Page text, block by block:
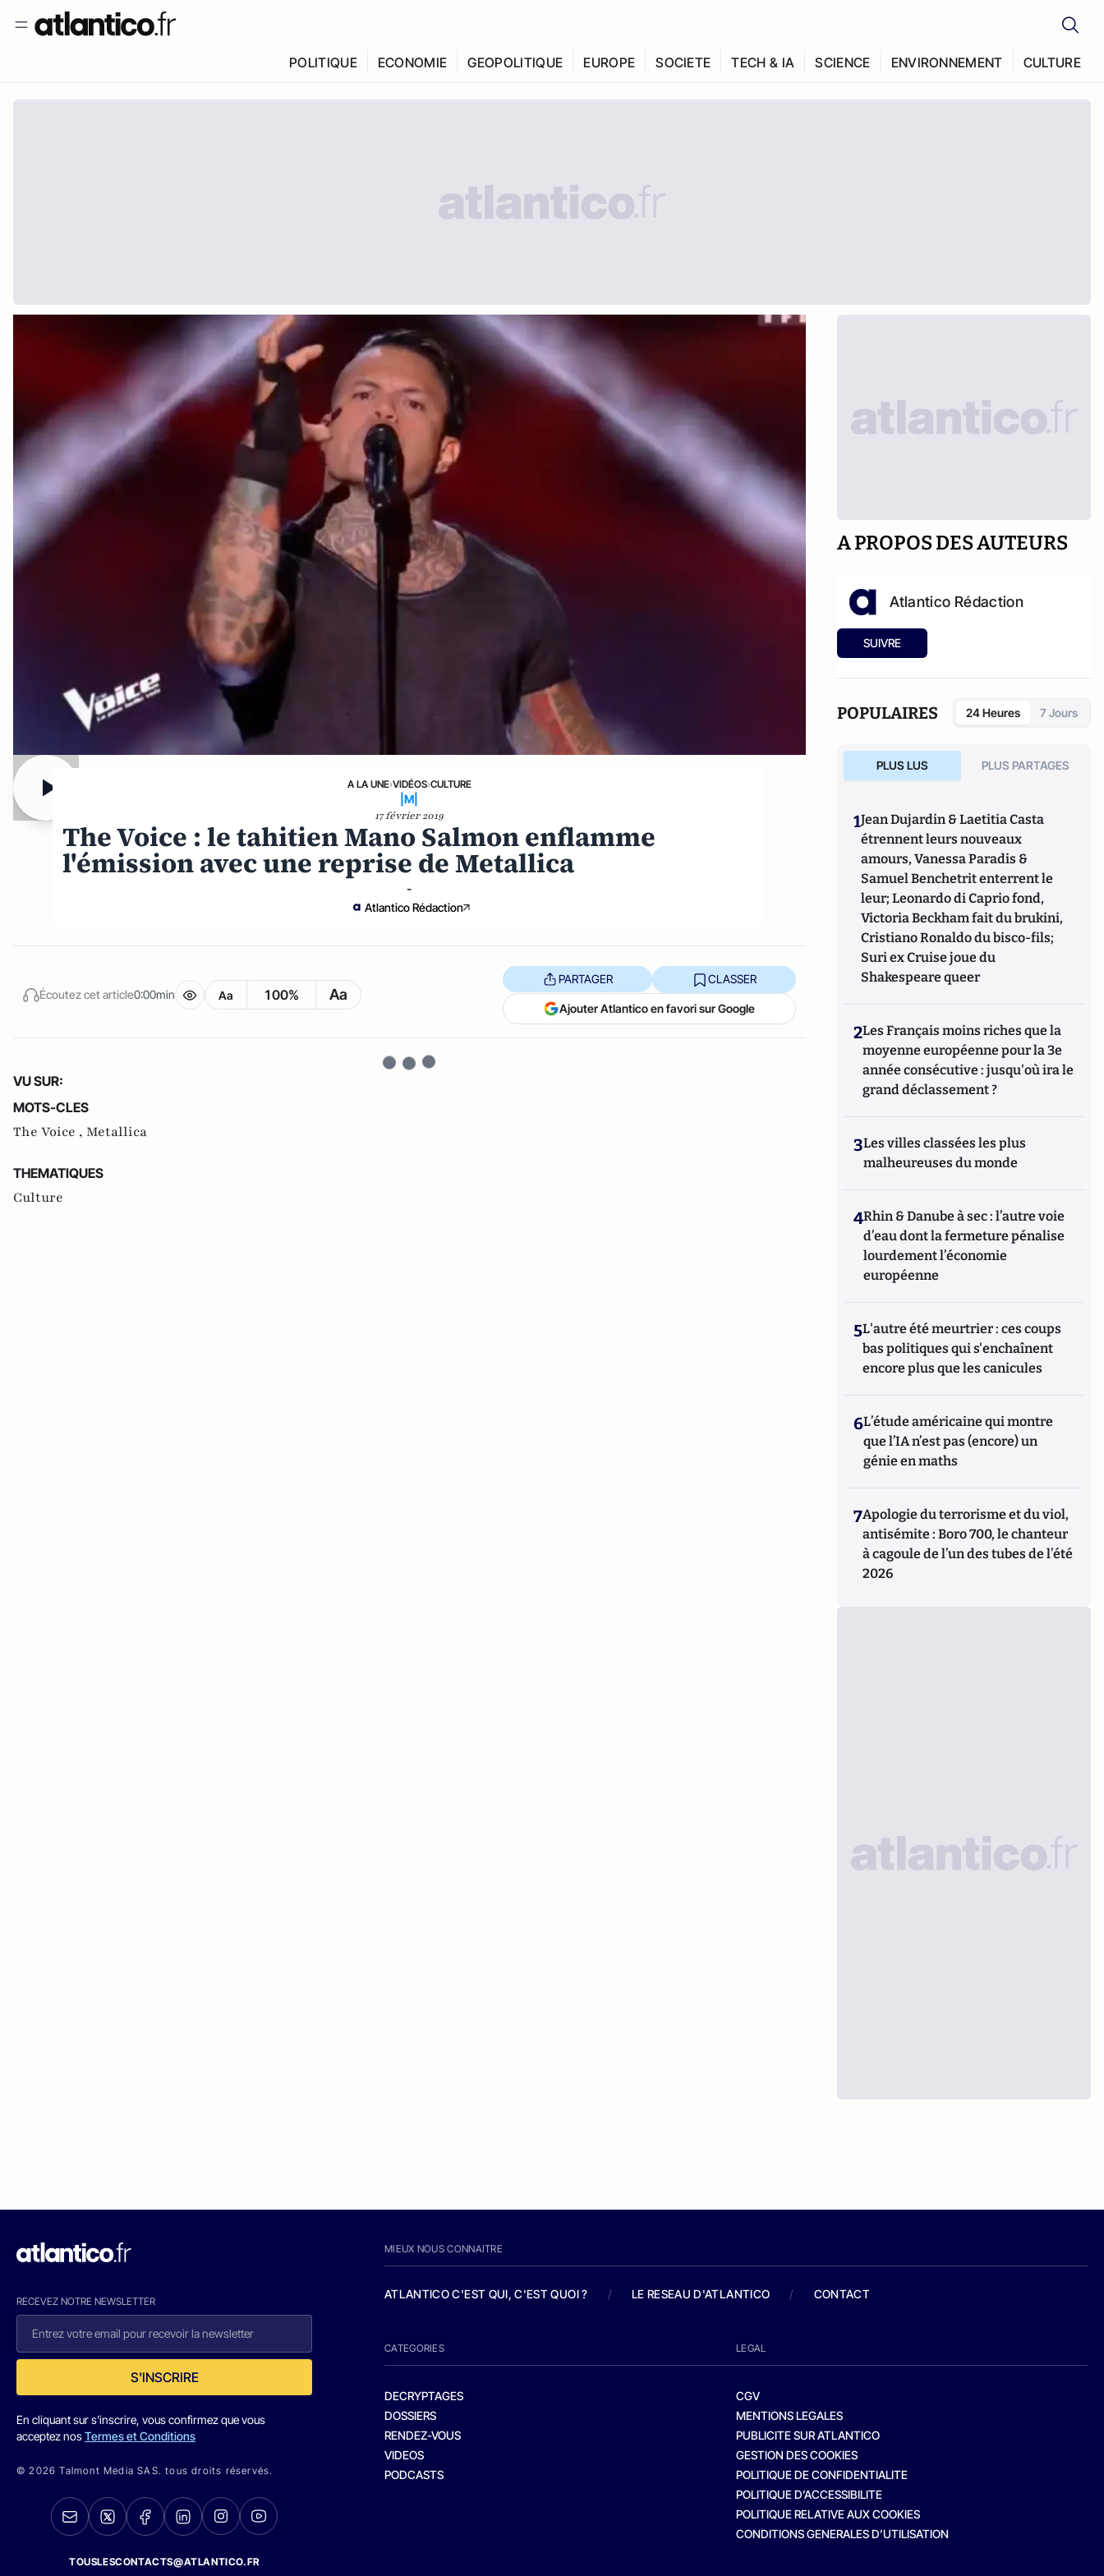
POLITIQUE ECONOMIE GEOPOLITIQUE EUROPE SOCIETE TECH & IA SCIENCE ENVIRONNEMENT CULTURE
A LA UNE›VIDÉOS›CULTURE
|M|
17 février 2019
The Voice : le tahitien Mano Salmon enflamme
l'émission avec une reprise de Metallica
-
Atlantico Rédaction
Écoutez cet article0:00min Aa 100% Aa
PARTAGER CLASSER
Ajouter Atlantico en favori sur Google
VU SUR:
MOTS-CLES
The Voice , Metallica
THEMATIQUES
Culture
A PROPOS DES AUTEURS
Atlantico Rédaction
SUIVRE
POPULAIRES 24 Heures 7 Jours
PLUS LUS PLUS PARTAGES
1Jean Dujardin & Laetitia Casta
étrennent leurs nouveaux
amours, Vanessa Paradis &
Samuel Benchetrit enterrent le
leur; Leonardo di Caprio fond,
Victoria Beckham fait du brukini,
Cristiano Ronaldo du bisco-fils;
Suri ex Cruise joue du
Shakespeare queer
2Les Français moins riches que la
moyenne européenne pour la 3e
année consécutive : jusqu'où ira le
grand déclassement ?
3Les villes classées les plus
malheureuses du monde
4Rhin & Danube à sec : l’autre voie
d’eau dont la fermeture pénalise
lourdement l’économie
européenne
5L'autre été meurtrier : ces coups
bas politiques qui s'enchaînent
encore plus que les canicules
6L’étude américaine qui montre
que l’IA n’est pas (encore) un
génie en maths
7Apologie du terrorisme et du viol,
antisémite : Boro 700, le chanteur
à cagoule de l’un des tubes de l’été
2026
RECEVEZ NOTRE NEWSLETTER
S'INSCRIRE
En cliquant sur s'inscrire, vous confirmez que vous
acceptez nosTermes et Conditions
© 2026 Talmont Media SAS. tous droits réservés.
TOUSLESCONTACTS@ATLANTICO.FR
MIEUX NOUS CONNAITRE
ATLANTICO C'EST QUI, C'EST QUOI ? / LE RESEAU D'ATLANTICO / CONTACT
CATEGORIES
DECRYPTAGES
DOSSIERS
RENDEZ-VOUS
VIDEOS
PODCASTS
LEGAL
CGV
MENTIONS LEGALES
PUBLICITE SUR ATLANTICO
GESTION DES COOKIES
POLITIQUE DE CONFIDENTIALITE
POLITIQUE D’ACCESSIBILITE
POLITIQUE RELATIVE AUX COOKIES
CONDITIONS GENERALES D’UTILISATION